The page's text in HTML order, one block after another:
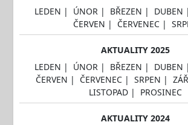
LEDEN | ÚNOR | BŘEZEN | DUBEN
ČERVEN | ČERVENEC |
AKTUALITY 2025
LEDEN | ÚNOR | BŘEZEN | DUBEN
ČERVEN | ČERVENEC | SRPEN |
LISTOPAD | PROSINEC
AKTUALITY 2024